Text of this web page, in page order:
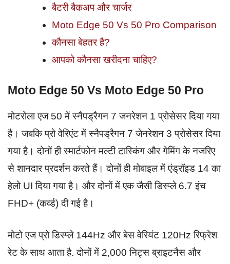
बैटरी बैकअप और चार्जर
Moto Edge 50 Vs 50 Pro Comparison
कौनसा बेहतर है?
आपको कौनसा खरीदना चाहिए?
Moto Edge 50 Vs Moto Edge 50 Pro
मोटरोला एज 50 में स्नैपड्रैगन 7 जनरेशन 1 प्रोसेसर दिया गया
है। जबकि प्रो वेरिएंट में स्नैपड्रैगन 7 जेनरेशन 3 प्रोसेसर दिया
गया है। दोनों ही स्मार्टफोन मल्टी टास्किंग और गेमिंग के नजरिए
से शानदार प्रदर्शन करते हैं। दोनों ही मोबाइल में एंड्रॉइड 14 का
हेलो UI दिया गया है। और दोनों में एक जैसी डिस्प्ले 6.7 इंच
FHD+ (कर्व्ड) दी गई है।
मोटो एज प्रो डिस्प्ले 144Hz और बेस वेरियंट 120Hz रिफ्रेश
रेट के साथ आता है. दोनों में 2,000 निट्स ब्राइटनैस और